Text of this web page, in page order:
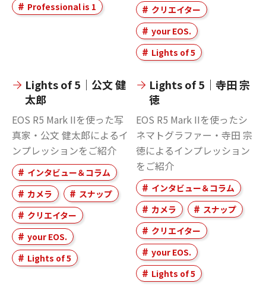
Professional is 1
クリエイター
your EOS.
Lights of 5
Lights of 5｜公文 健
太郎
EOS R5 Mark IIを使った写
真家・公文 健太郎によるイ
ンプレッションをご紹介
インタビュー＆コラム
カメラ
スナップ
クリエイター
your EOS.
Lights of 5
Lights of 5｜寺田 宗
徳
EOS R5 Mark IIを使ったシ
ネマトグラファー・寺田 宗
徳によるインプレッション
をご紹介
インタビュー＆コラム
カメラ
スナップ
クリエイター
your EOS.
Lights of 5